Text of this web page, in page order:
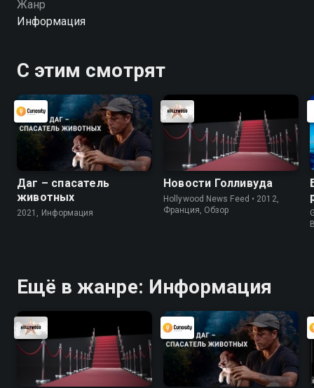
Жанр
Информация
С этим смотрят
Даг – спасатель
животных
2021, Информация
Новости Голливуда
Hollywood News Feed • 2012,
Франция, Обзор
Ещё в жанре: Информация